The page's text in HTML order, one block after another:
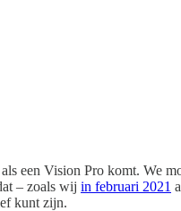
een Vision Pro komt. We
– zoals wij in februari 2021
kunt zijn.